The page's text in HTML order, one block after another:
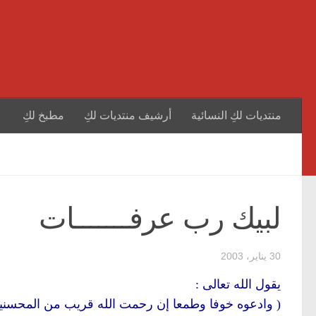
منتديات لكِ النسائية أرشيف منتديات لكِ مطبخ لكِ
لبيك رب عرفـــــــات
30 يناير، 2003
يقول الله تعالى :
( وادعوه خوفا وطمعا إن رحمت الله قريب من